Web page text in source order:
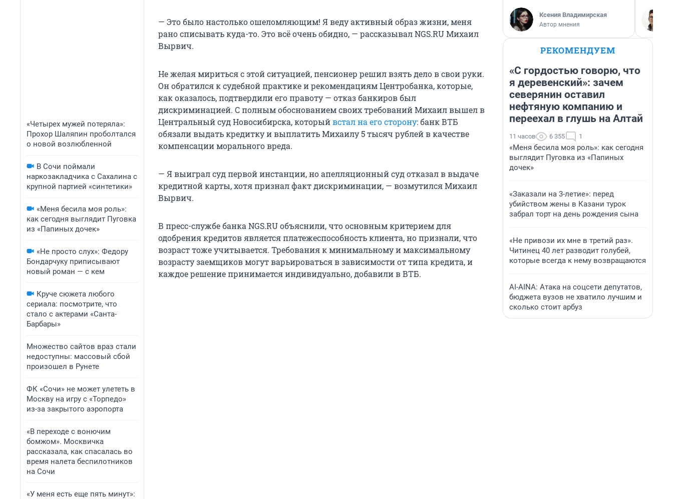
«Четырех мужей потеряла»:
Прохор Шаляпин проболтался
о новой возлюбленной
В Сочи поймали
наркозакладчика с Сахалина с
крупной партией «синтетики»
«Меня бесила моя роль»:
как сегодня выглядит Пуговка
из «Папиных дочек»
«Не просто слух»: Федору
Бондарчуку приписывают
новый роман — с кем
Круче сюжета любого
сериала: посмотрите, что
стало с актерами «Санта-
Барбары»
Множество сайтов враз стали
недоступны: массовый сбой
произошел в Рунете
ФК «Сочи» не может улететь в
Москву на игру с «Торпедо»
из-за закрытого аэропорта
«В переходе с вонючим
бомжом». Москвичка
рассказала, как спасалась во
время налета беспилотников
на Сочи
«У меня есть еще пять минут»:
— Это было настолько ошеломляющим! Я веду активный образ жизни, меня
рано списывать куда-то. Это всё очень обидно, — рассказывал NGS.RU Михаил
Вырвич.
Не желая мириться с этой ситуацией, пенсионер решил взять дело в свои руки.
Он обратился к судебной практике и рекомендациям Центробанка, которые,
как оказалось, подтвердили его правоту — отказ банкиров был
дискриминацией. С полным обоснованием своих требований Михаил вышел в
Центральный суд Новосибирска, которыйвстал на его сторону: банк ВТБ
обязали выдать кредитку и выплатить Михаилу 5 тысяч рублей в качестве
компенсации морального вреда.
— Я выиграл суд первой инстанции, но апелляционный суд отказал в выдаче
кредитной карты, хотя признал факт дискриминации, — возмутился Михаил
Вырвич.
В пресс-службе банка NGS.RU объяснили, что основным критерием для
одобрения кредитов является платежеспособность клиента, но признали, что
возраст тоже учитывается. Требования к минимальному и максимальному
возрасту заемщиков могут варьироваться в зависимости от типа кредита, и
каждое решение принимается индивидуально, добавили в ВТБ.
Ксения Владимирская
Автор мнения
РЕКОМЕНДУЕМ
«С гордостью говорю, что
я деревенский»: зачем
северянин оставил
нефтяную компанию и
переехал в глушь на Алтай
11 часов 6 355 1
«Меня бесила моя роль»: как сегодня
выглядит Пуговка из «Папиных
дочек»
«Заказали на 3-летие»: перед
убийством жены в Казани турок
забрал торт на день рождения сына
«Не привози их мне в третий раз».
Читинец 40 лет разводит голубей,
которые всегда к нему возвращаются
AI-AINA: Атака на соцсети депутатов,
бюджета вузов не хватило лучшим и
сколько стоит арбуз